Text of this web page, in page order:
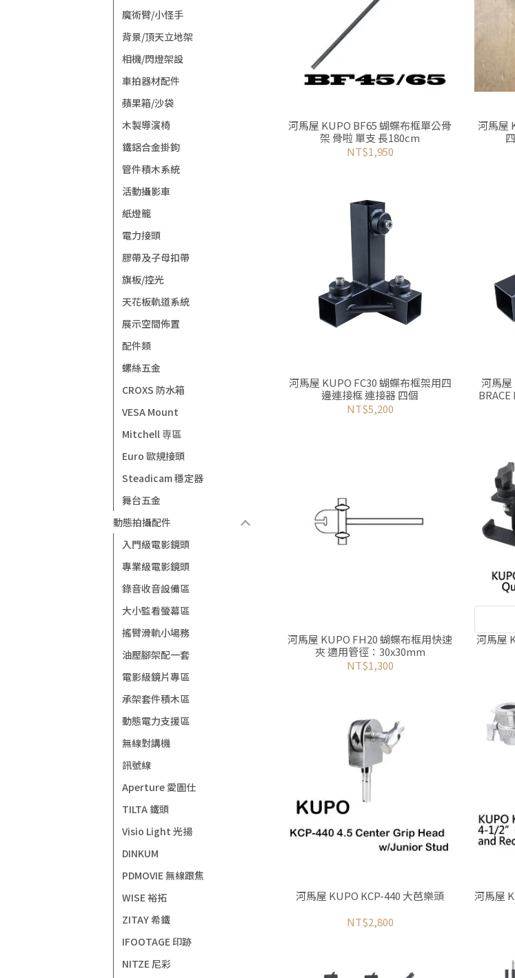
魔術臂/小怪手
背景/頂天立地架
相機/閃燈架設
車拍器材配件
蘋果箱/沙袋
木製導演椅
鐵鋁合金掛鉤
管件積木系統
活動攝影車
紙燈籠
電力接頭
膠帶及子母扣帶
旗板/控光
天花板軌道系統
展示空間佈置
配件類
螺絲五金
CROXS 防水箱
VESA Mount
Mitchell 専區
Euro 歐規接頭
Steadicam 穩定器
舞台五金
動態拍攝配件
入門級電影鏡頭
專業級電影鏡頭
錄音收音設備區
大小監看螢幕區
搖臂滑軌小場務
油壓腳架配一套
電影級鏡片專區
承架套件積木區
動態電力支援區
無線對講機
訊號線
Aperture 愛圖仕
TILTA 鐵頭
Visio Light 光揚
DINKUM
PDMOVIE 無線跟焦
WISE 裕拓
ZITAY 希鐵
IFOOTAGE 印跡
NITZE 尼彩
河馬屋 KUPO BF65 蝴蝶布框單公骨
架 骨啦 單支 長180cm
NT$1,950
河馬屋
河馬屋 KUPO FC30 蝴蝶布框架用四
邊連接框 連接器 四個
NT$5,200
河馬屋
蝴蝶布
河馬屋 KUPO FH20 蝴蝶布框用快速
夾 適用管徑：30x30mm
NT$1,300
河馬屋
河馬屋 KUPO KCP-440 大芭樂頭
NT$2,800
河馬屋